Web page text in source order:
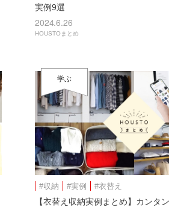
実例9選
2024.6.26
HOUSTOまとめ
学ぶ
#収納 #実例 #衣替え
【衣替え収納実例まとめ】カンタ